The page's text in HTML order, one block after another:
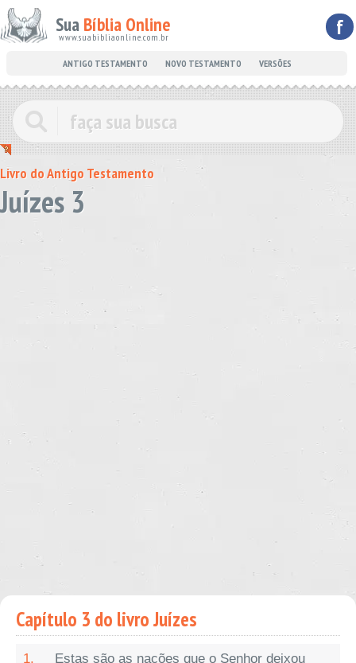
Sua Bíblia Online
www.suabibliaonline.com.br f
ANTIGO TESTAMENTO NOVO TESTAMENTO VERSÕES
Livro do Antigo Testamento
Juízes 3
Capítulo 3 do livro Juízes
1.
Estas são as nações que o Senhor deixou